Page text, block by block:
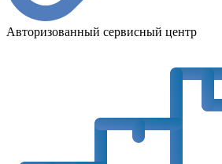
Авторизованный сервисный центр